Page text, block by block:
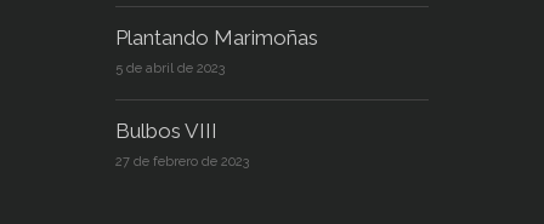
Plantando Marimoñas
5 de abril de 2023
Bulbos VIII
27 de febrero de 2023